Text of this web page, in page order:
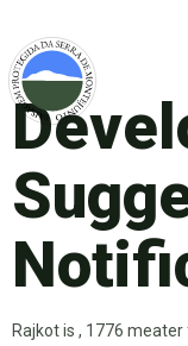
Rajkot is , 1776